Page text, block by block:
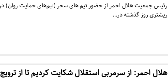
ریشتری روز گذشته در…
هلال احمر: از سرمربی استقلال شکایت کردیم تا از